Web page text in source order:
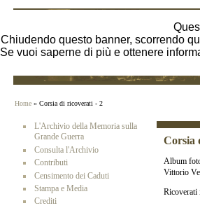
Chiudendo questo banner, scorrendo
Se vuoi saperne di più e ottenere
Home » Corsia di ricoverati - 2
L'Archivio della Memoria sulla
Grande Guerra
Consulta l'Archivio
Contributi
Censimento dei Caduti
Stampa e Media
Crediti
Corsia
Album
Vittorio
Ricoverati